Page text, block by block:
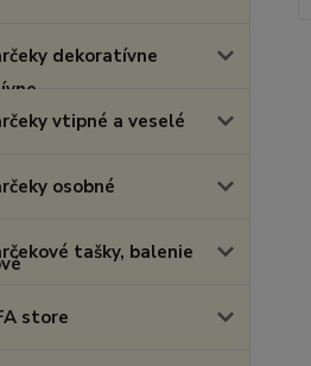
dekoratívne
vtipné a veselé
osobné
tašky, balenie
store